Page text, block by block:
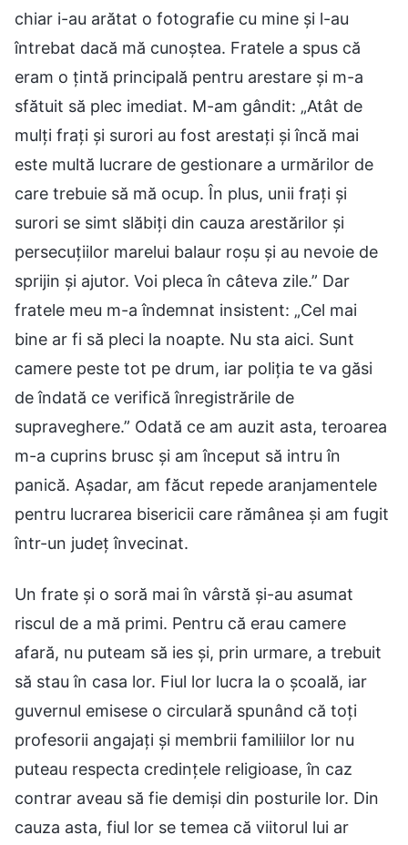
chiar i-au arătat o fotografie cu mine și l-au
întrebat dacă mă cunoștea. Fratele a spus că
eram o țintă principală pentru arestare și m-a
sfătuit să plec imediat. M-am gândit: „Atât de
mulți frați și surori au fost arestați și încă mai
este multă lucrare de gestionare a urmărilor de
care trebuie să mă ocup. În plus, unii frați și
surori se simt slăbiți din cauza arestărilor și
persecuțiilor marelui balaur roșu și au nevoie de
sprijin și ajutor. Voi pleca în câteva zile.” Dar
fratele meu m-a îndemnat insistent: „Cel mai
bine ar fi să pleci la noapte. Nu sta aici. Sunt
camere peste tot pe drum, iar poliția te va găsi
de îndată ce verifică înregistrările de
supraveghere.” Odată ce am auzit asta, teroarea
m-a cuprins brusc și am început să intru în
panică. Așadar, am făcut repede aranjamentele
pentru lucrarea bisericii care rămânea și am fugit
într-un județ învecinat.
Un frate și o soră mai în vârstă și-au asumat
riscul de a mă primi. Pentru că erau camere
afară, nu puteam să ies și, prin urmare, a trebuit
să stau în casa lor. Fiul lor lucra la o școală, iar
guvernul emisese o circulară spunând că toți
profesorii angajați și membrii familiilor lor nu
puteau respecta credințele religioase, în caz
contrar aveau să fie demiși din posturile lor. Din
cauza asta, fiul lor se temea că viitorul lui ar